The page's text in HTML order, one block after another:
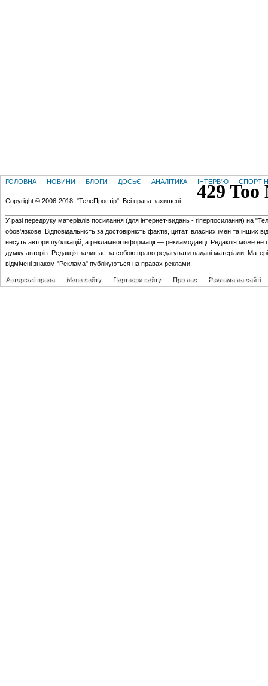
ГОЛОВНА НОВИНИ БЛОГИ ДОСЬЄ АНАЛІТИКА ІНТЕРВ'Ю СПОРТ
Copyright © 2006-2018, "ТелеПростір". Всі права захищені.
У разі передруку матеріалів посилання (для iнтернет-видань - гiперпосилання) на
обов'язкове. Відповідальність за достовірність фактів, цитат, власних імен та інших
несуть автори публікацій, а рекламної інформації — рекламодавці. Редакція може не
думку авторів. Редакція залишає за собою право редагувати надані матеріали.
відмічені знаком "Реклама" публікуються на правах реклами.
Авторські права Мапа сайту Партнери сайту Про нас Реклама на сайті